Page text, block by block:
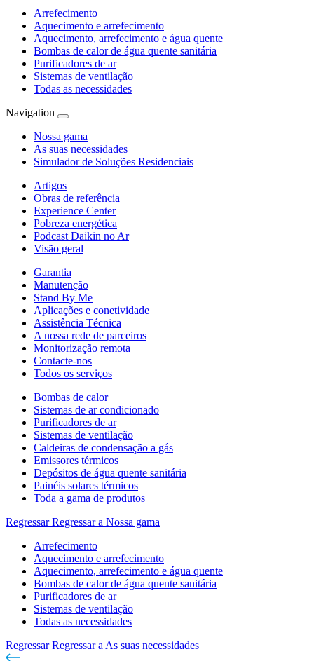
Arrefecimento
Aquecimento e arrefecimento
Aquecimento, arrefecimento e água quente
Bombas de calor de água quente sanitária
Purificadores de ar
Sistemas de ventilação
Todas as necessidades
Navigation
Nossa gama
As suas necessidades
Simulador de Soluções Residenciais
Artigos
Obras de referência
Experience Center
Pobreza energética
Podcast Daikin no Ar
Visão geral
Garantia
Manutenção
Stand By Me
Aplicações e conetividade
Assistência Técnica
A nossa rede de parceiros
Monitorização remota
Contacte-nos
Todos os serviços
Bombas de calor
Sistemas de ar condicionado
Purificadores de ar
Sistemas de ventilação
Caldeiras de condensação a gás
Emissores térmicos
Depósitos de água quente sanitária
Painéis solares térmicos
Toda a gama de produtos
Regressar Regressar a Nossa gama
Arrefecimento
Aquecimento e arrefecimento
Aquecimento, arrefecimento e água quente
Bombas de calor de água quente sanitária
Purificadores de ar
Sistemas de ventilação
Todas as necessidades
Regressar Regressar a As suas necessidades